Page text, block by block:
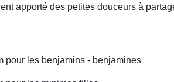
apporté des petites douceurs à
pour les benjamins - benjamines